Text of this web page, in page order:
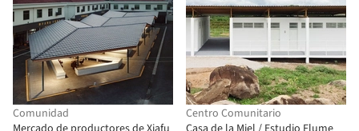
Comunidad
Centro Comunitario